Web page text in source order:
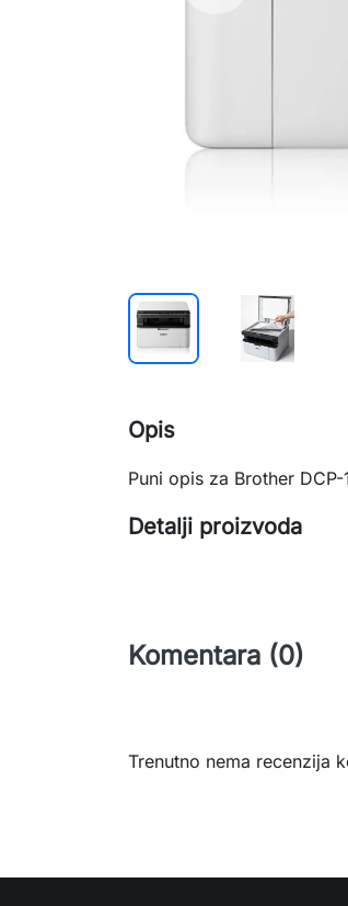
Opis
Puni opis za Brother
Detalji proizvoda
Komentara (0)
Trenutno nema recenzija